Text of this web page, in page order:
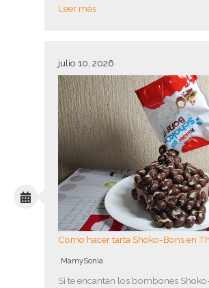
Leer más
julio 10, 2026
Como hacer tarta Shoko-Bons en
MamySonia
Si te encantan los bombones